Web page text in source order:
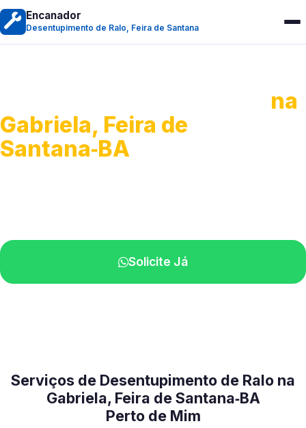
Encanador
Desentupimento de Ralo, Feira de Santana
na
Gabriela, Feira de
Santana‑BA
Solicite Já
Serviços de Desentupimento de Ralo na
Gabriela, Feira de Santana‑BA
Perto de Mim